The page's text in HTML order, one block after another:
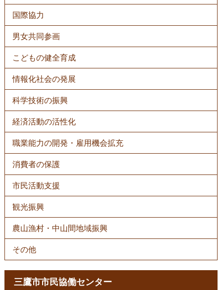
国際協力
男女共同参画
こどもの健全育成
情報化社会の発展
科学技術の振興
経済活動の活性化
職業能力の開発・雇用機会拡充
消費者の保護
市民活動支援
観光振興
農山漁村・中山間地域振興
その他
三鷹市市民協働センター